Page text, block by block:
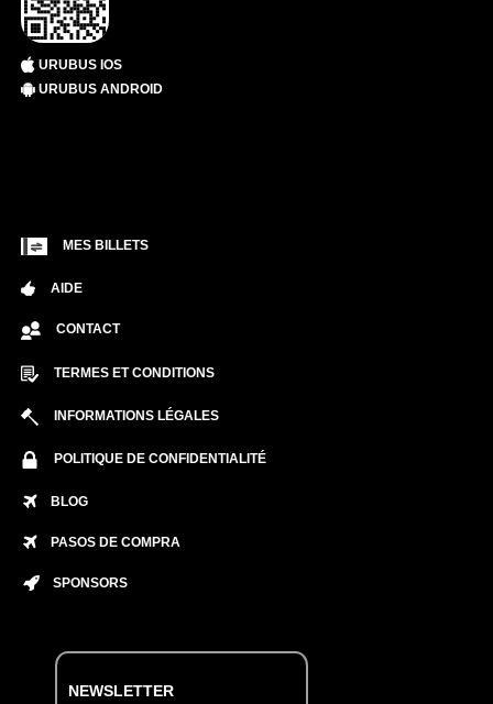
URUBUS IOS
URUBUS ANDROID
MES BILLETS
AIDE
CONTACT
TERMES ET CONDITIONS
INFORMATIONS LÉGALES
POLITIQUE DE CONFIDENTIALITÉ
BLOG
PASOS DE COMPRA
SPONSORS
NEWSLETTER